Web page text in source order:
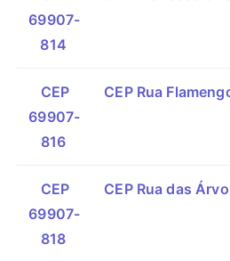
69907-
814
CEP
69907-
816
CEP Rua
CEP
69907-
818
CEP Rua das